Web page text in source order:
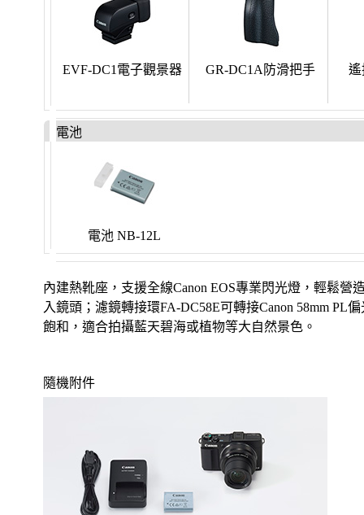
EVF-DC1電子觀景器 GR-DC1A防滑把手 遙
電池
電池 NB-12L
內建熱靴座，支援全線Canon EOS專業閃光燈，輕鬆
入鏡頭；濾鏡轉接環FA-DC58E可轉接Canon 58mm
飽和，適合拍攝藍天碧海或植物等大自然景色。
隨機附件